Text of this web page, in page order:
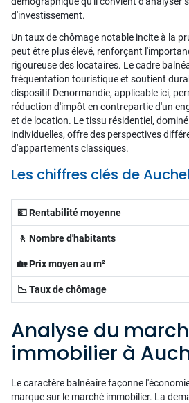
d'investissement.
Un taux de chômage notable incite à la
peut être plus élevé, renforçant
rigoureuse des locataires. Le cadre
fréquentation touristique et soutient
dispositif Denormandie, applicable ici,
réduction d'impôt en contrepartie d'un
et de location. Le tissu résidentiel,
individuelles, offre des perspectives
d'appartements classiques.
Les chiffres clés de Auchel
💵 Rentabilité moyenne
🚶 Nombre d'habitants
🏡 Prix moyen au m²
📉 Taux de chômage
Analyse du
immobilier à
Le caractère balnéaire façonne
marque sur le marché immobilier. La